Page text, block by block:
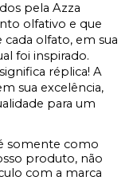
pela Azza
olfativo e que
olfato, em sua
foi inspirado.
réplica! A
sua excelência,
para um
somente como
produto, não
com a marca